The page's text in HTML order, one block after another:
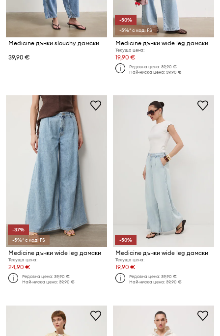
Medicine дънки slouchy дамски
39,90 €
-50%
-5%* с код: FS
Medicine дънки wide leg дамски
Текуща цена:
19,90 €
Редовна цена:39,90 €
Най-ниска цена:39,90 €
-37%
-5%* с код: FS
Medicine дънки wide leg дамски
Текуща цена:
24,90 €
Редовна цена:39,90 €
Най-ниска цена:39,90 €
-50%
Medicine дънки wide leg дамски
Текуща цена:
19,90 €
Редовна цена:39,90 €
Най-ниска цена:39,90 €